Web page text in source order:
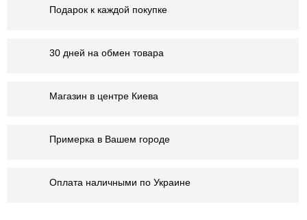
Подарок к каждой покупке
30 дней на обмен товара
Магазин в центре Киева
Примерка в Вашем городе
Оплата наличными по Украине